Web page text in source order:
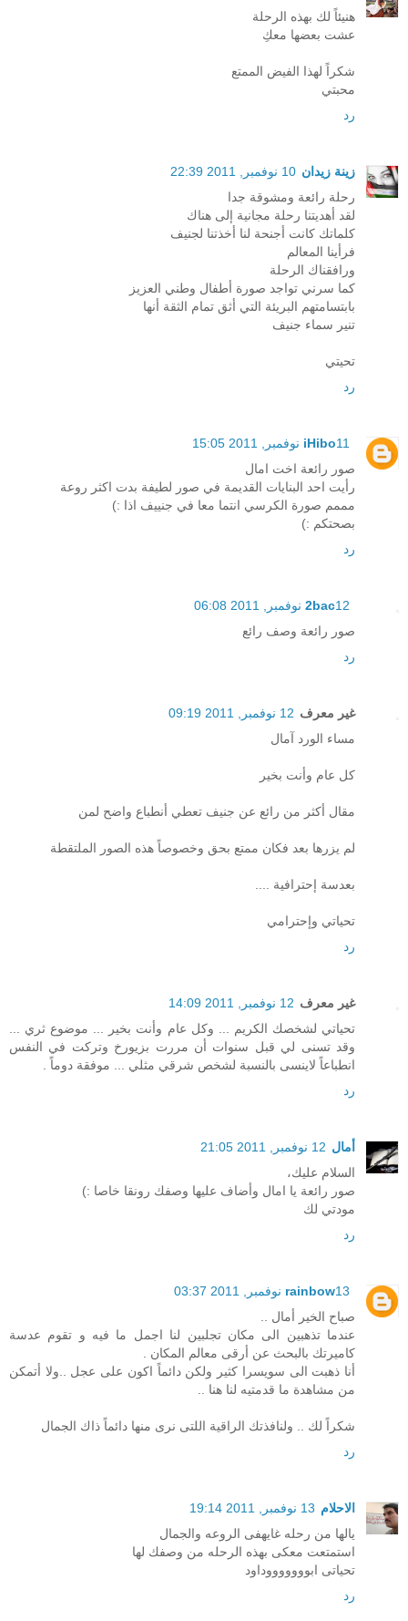
هنيئاً لك بهذه الرحلة
عشت بعضها معكِ
شكراً لهذا الفيض الممتع
محبتي
رد
زينة زيدان 10 نوفمبر, 2011 22:39
رحلة رائعة ومشوقة جدا
لقد أهديتنا رحلة مجانية إلى هناك
كلماتك كانت أجنحة لنا أخذتنا لجنيف
فرأينا المعالم
ورافقناك الرحلة
كما سرني تواجد صورة أطفال وطني العزيز
بابتسامتهم البريئة التي أثق تمام الثقة أنها
تنير سماء جنيف
تحيتي
رد
iHibo11 نوفمبر, 2011 15:05
صور رائعة اخت امال
رأيت احد البنايات القديمة في صور لطيفة بدت اكثر روعة
مممم صورة الكرسي انتما معا في جنييف اذا :)
بصحتكم :)
رد
2bac12 نوفمبر, 2011 06:08
صور رائعة وصف رائع
رد
غير معرف 12 نوفمبر, 2011 09:19
مساء الورد آمال
كل عام وأنت بخير
مقال أكثر من رائع عن جنيف تعطي أنطباع واضح لمن
لم يزرها بعد فكان ممتع بحق وخصوصاً هذه الصور الملتقطة
بعدسة إحترافية ....
تحياتي وإحترامي
رد
غير معرف 12 نوفمبر, 2011 14:09
تحياتي لشخصك الكريم ... وكل عام وأنت بخير ... موضوع ثري ...
وقد تسنى لي قبل سنوات أن مررت بزيورخ وتركت في النفس
انطباعاً لاينسى بالنسبة لشخص شرقي مثلي ... موفقة دوماً .
رد
أمال 12 نوفمبر, 2011 21:05
السلام عليك،
صور رائعة يا امال وأضاف عليها وصفك رونقا خاصا :)
مودتي لك
رد
rainbow13 نوفمبر, 2011 03:37
صباح الخير أمال ..
عندما تذهبين الى مكان تجلبين لنا اجمل ما فيه و تقوم عدسة
كاميرتك بالبحث عن أرقى معالم المكان .
أنا ذهبت الى سويسرا كثير ولكن دائماً اكون على عجل ..ولا أتمكن
من مشاهدة ما قدمتيه لنا هنا ..
شكراً لك .. ولنافذتك الراقية اللتى نرى منها دائماً ذاك الجمال
رد
الاحلام 13 نوفمبر, 2011 19:14
يالها من رحله غايهفى الروعه والجمال
استمتعت معكى بهذه الرحله من وصفك لها
تحياتى ابوووووووداود
رد